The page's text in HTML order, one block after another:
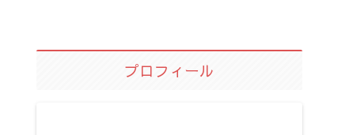
プロフィール